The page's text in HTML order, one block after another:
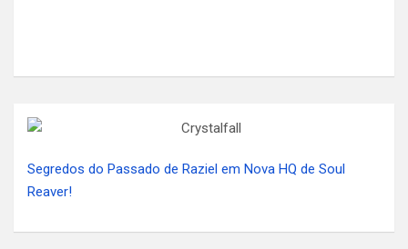
Segredos do Passado de Raziel em Nova HQ de Soul
Reaver!